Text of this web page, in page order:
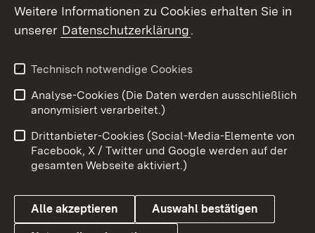
X / Twitter
Youtube
Impressum
Kontakt
Barrierefreiheit
Datenschutz
Cookies
Weitere Informationen zu Cookies erhalten Sie in
unserer Datenschutzerklärung.
Technisch notwendige Cookies
Analyse-Cookies (Die Daten werden ausschließlich
anonymisiert verarbeitet.)
Drittanbieter-Cookies (Social-Media-Elemente von
Facebook, X / Twitter und Google werden auf der
gesamten Webseite aktiviert.)
Alle akzeptieren Auswahl bestätigen